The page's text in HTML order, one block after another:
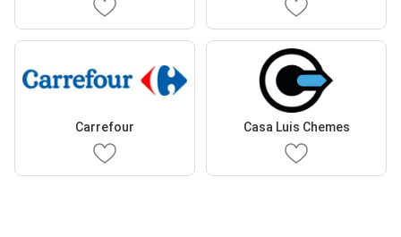
Carrefour Casa Luis Chemes